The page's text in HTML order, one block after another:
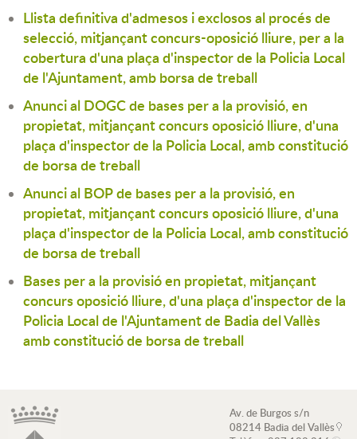
Llista definitiva d'admesos i exclosos al procés de
selecció, mitjançant concurs-oposició lliure, per a la
cobertura d'una plaça d'inspector de la Policia Local
de l'Ajuntament, amb borsa de treball
Anunci al DOGC de bases per a la provisió, en
propietat, mitjançant concurs oposició lliure, d'una
plaça d'inspector de la Policia Local, amb constitució
de borsa de treball
Anunci al BOP de bases per a la provisió, en
propietat, mitjançant concurs oposició lliure, d'una
plaça d'inspector de la Policia Local, amb constitució
de borsa de treball
Bases per a la provisió en propietat, mitjançant
concurs oposició lliure, d'una plaça d'inspector de la
Policia Local de l'Ajuntament de Badia del Vallès
amb constitució de borsa de treball
Av. de Burgos s/n
08214 Badia del Vallès